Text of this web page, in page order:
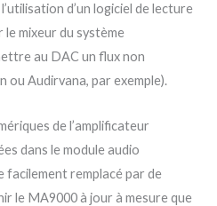
d’un logiciel de lecture
mixeur du système
au DAC un flux non
ou Audirvana, par exemple).
de l’amplificateur
dans le module audio
facilement remplacé par de
le MA9000 à jour à mesure que